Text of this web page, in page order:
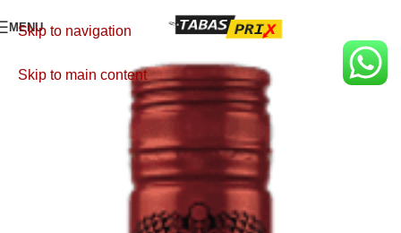
Skip to navigation
Skip to main content
MENU